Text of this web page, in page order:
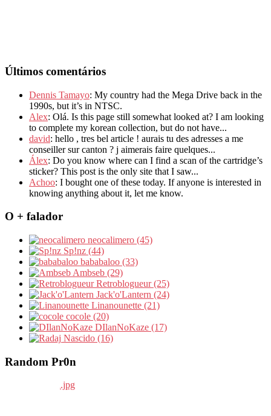
Últimos comentários
Dennis Tamayo: My country had the Mega Drive back in the
1990s, but it’s in NTSC.
Alex: Olá. Is this page still somewhat looked at? I am looking
to complete my korean collection, but do not have...
david: hello , tres bel article ! aurais tu des adresses a me
conseiller sur canton ? j aimerais faire quelques...
Álex: Do you know where can I find a scan of the cartridge’s
sticker? This post is the only site that I saw...
Achoo: I bought one of these today. If anyone is interested in
knowing anything about it, let me know.
O + falador
neocalimero (45)
Sp!nz (44)
bababaloo (33)
Ambseb (29)
Retroblogueur (25)
Jack'o'Lantern (24)
Linanounette (21)
cocole (20)
DIlanNoKaze (17)
Nascido (16)
Random Pr0n